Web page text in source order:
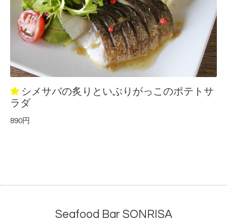
シメサバの炙りといぶりがっこのポテトサ
ラダ
890円
Seafood Bar SONRISA